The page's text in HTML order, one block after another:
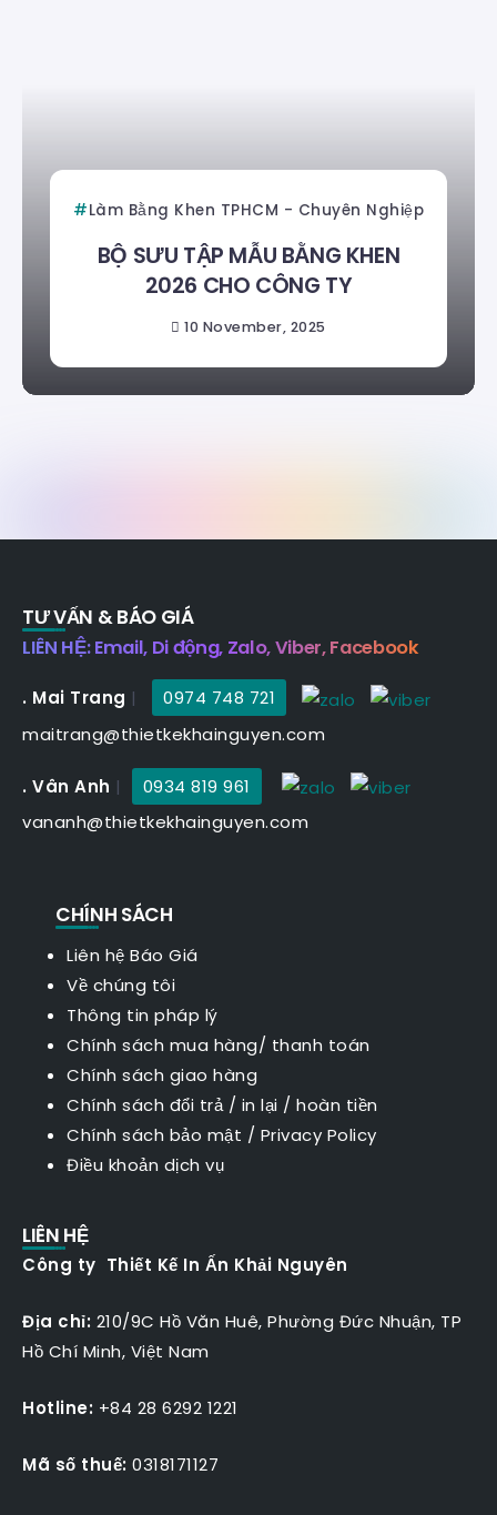
Làm Bằng Khen TPHCM - Chuyên Nghiệp
BỘ SƯU TẬP MẪU BẰNG KHEN
2026 CHO CÔNG TY
10 November, 2025
TƯ VẤN & BÁO GIÁ
LIÊN HỆ: Email, Di động, Zalo, Viber, Facebook
. Mai Trang |
0974 748 721
maitrang@thietkekhainguyen.com
. Vân Anh |
0934 819 961
vananh@thietkekhainguyen.com
CHÍNH SÁCH
Liên hệ Báo Giá
Về chúng tôi
Thông tin pháp lý
Chính sách mua hàng/ thanh toán
Chính sách giao hàng
Chính sách đổi trả / in lại / hoàn tiền
Chính sách bảo mật / Privacy Policy
Điều khoản dịch vụ
LIÊN HỆ
Công ty Thiết Kế In Ấn Khải Nguyên
Địa chỉ: 210/9C Hồ Văn Huê, Phường Đức Nhuận, TP
Hồ Chí Minh, Việt Nam
Hotline: +84 28 6292 1221
Mã số thuế: 0318171127